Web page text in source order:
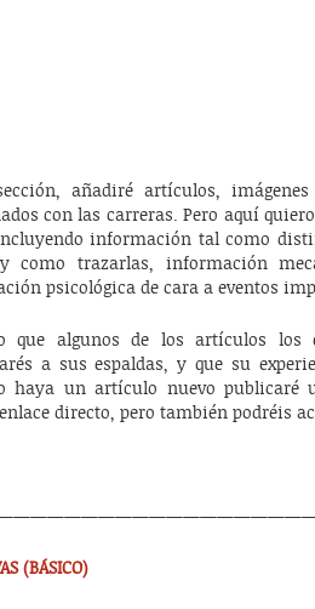
añadiré artículos,
con las carreras. Pero aquí
información tal como
como trazarlas, información
psicológica de cara a eventos
que algunos de los artículos los
a sus espaldas, y que su
haya un artículo nuevo publicaré
directo, pero también podréis
(BÁSICO)